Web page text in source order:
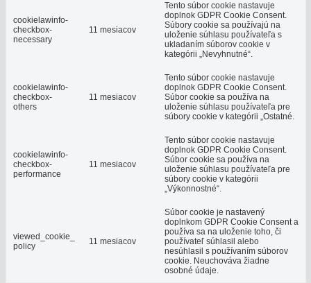
cookielawinfo-
checkbox-
necessary
11 mesiacov
Tento súbor cookie nastavuje
doplnok GDPR Cookie Consent.
Súbory cookie sa používajú na
uloženie súhlasu používateľa s
ukladaním súborov cookie v
kategórii „Nevyhnutné“.
cookielawinfo-
checkbox-
others
11 mesiacov
Tento súbor cookie nastavuje
doplnok GDPR Cookie Consent.
Súbor cookie sa používa na
uloženie súhlasu používateľa pre
súbory cookie v kategórii „Ostatné.
cookielawinfo-
checkbox-
performance
11 mesiacov
Tento súbor cookie nastavuje
doplnok GDPR Cookie Consent.
Súbor cookie sa používa na
uloženie súhlasu používateľa pre
súbory cookie v kategórii
„Výkonnostné“.
viewed_cookie_
policy
11 mesiacov
Súbor cookie je nastavený
doplnkom GDPR Cookie Consent a
používa sa na uloženie toho, či
používateľ súhlasil alebo
nesúhlasil s používaním súborov
cookie. Neuchováva žiadne
osobné údaje.